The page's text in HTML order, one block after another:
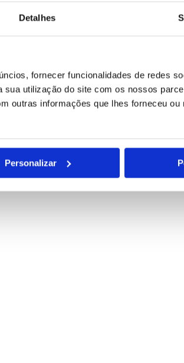
Detalhes
fornecer funcionalidades de redes
utilização do site com os nossos
outras informações que lhes forneceu
Personalizar
única e exclusivamente por parte da